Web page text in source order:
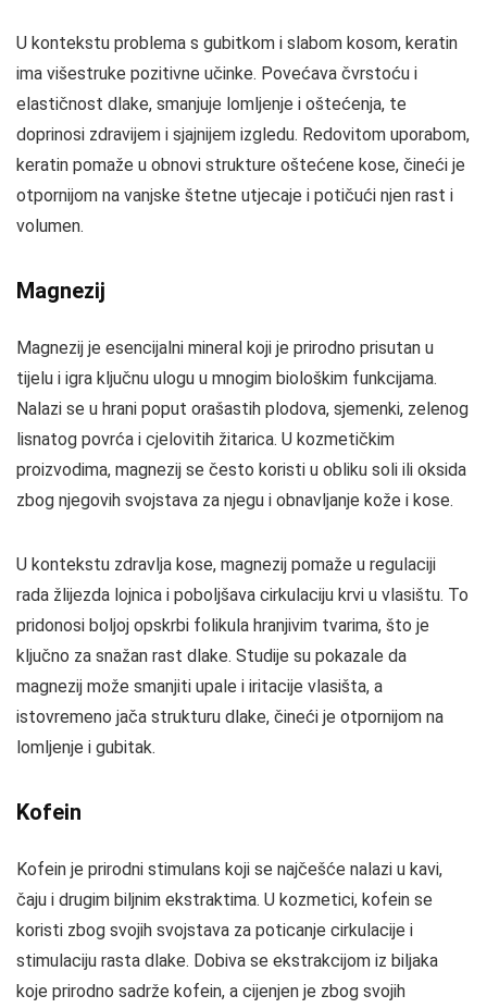
U kontekstu problema s gubitkom i slabom kosom, keratin
ima višestruke pozitivne učinke. Povećava čvrstoću i
elastičnost dlake, smanjuje lomljenje i oštećenja, te
doprinosi zdravijem i sjajnijem izgledu. Redovitom uporabom,
keratin pomaže u obnovi strukture oštećene kose, čineći je
otpornijom na vanjske štetne utjecaje i potičući njen rast i
volumen.
Magnezij
Magnezij je esencijalni mineral koji je prirodno prisutan u
tijelu i igra ključnu ulogu u mnogim biološkim funkcijama.
Nalazi se u hrani poput orašastih plodova, sjemenki, zelenog
lisnatog povrća i cjelovitih žitarica. U kozmetičkim
proizvodima, magnezij se često koristi u obliku soli ili oksida
zbog njegovih svojstava za njegu i obnavljanje kože i kose.
U kontekstu zdravlja kose, magnezij pomaže u regulaciji
rada žlijezda lojnica i poboljšava cirkulaciju krvi u vlasištu. To
pridonosi boljoj opskrbi folikula hranjivim tvarima, što je
ključno za snažan rast dlake. Studije su pokazale da
magnezij može smanjiti upale i iritacije vlasišta, a
istovremeno jača strukturu dlake, čineći je otpornijom na
lomljenje i gubitak.
Kofein
Kofein je prirodni stimulans koji se najčešće nalazi u kavi,
čaju i drugim biljnim ekstraktima. U kozmetici, kofein se
koristi zbog svojih svojstava za poticanje cirkulacije i
stimulaciju rasta dlake. Dobiva se ekstrakcijom iz biljaka
koje prirodno sadrže kofein, a cijenjen je zbog svojih